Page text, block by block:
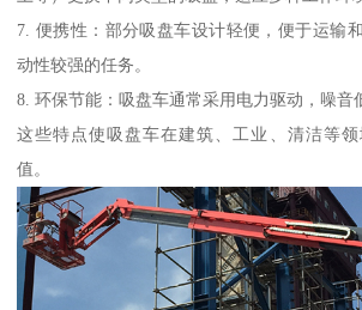
7. 便携性：部分吸盘车设计轻便，便于运输
动性较强的任务。
8. 环保节能：吸盘车通常采用电力驱动，噪音
这些特点使吸盘车在建筑、工业、清洁等
值。